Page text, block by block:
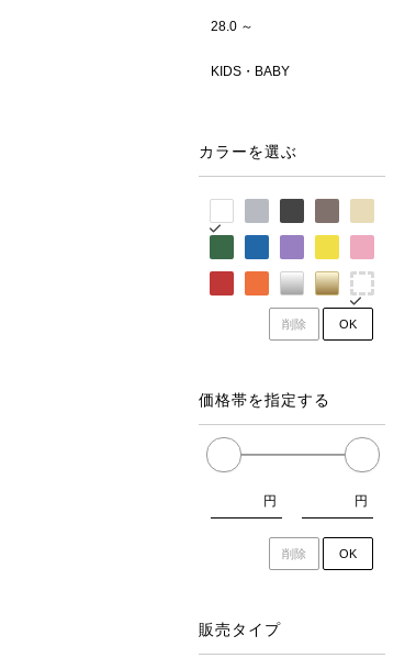
28.0 ～
KIDS・BABY
カラーを選ぶ
削除 OK
価格帯を指定する
円 円
削除 OK
販売タイプ